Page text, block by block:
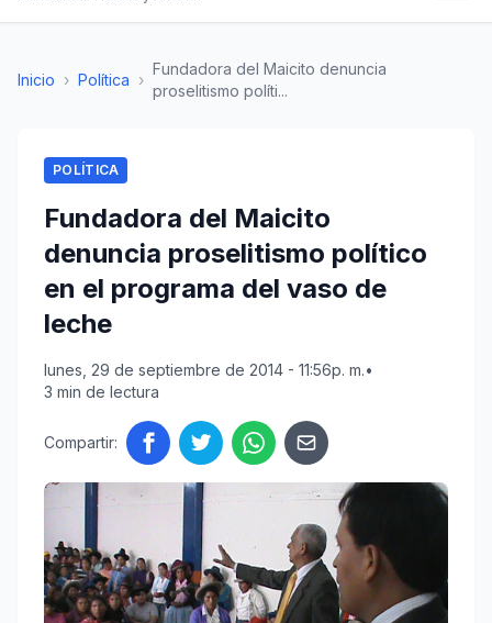
Inicio › Política ›
Fundadora del Maicito denuncia
proselitismo políti...
POLÍTICA
Fundadora del Maicito
denuncia proselitismo político
en el programa del vaso de
leche
lunes, 29 de septiembre de 2014 - 11:56p. m.•
3 min de lectura
Compartir: